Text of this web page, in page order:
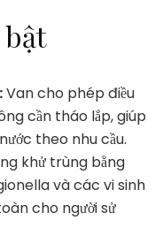
Van cho phép điều
cần tháo lắp, giúp
theo nhu cầu.
khử trùng bằng
và các vi sinh
cho người sử